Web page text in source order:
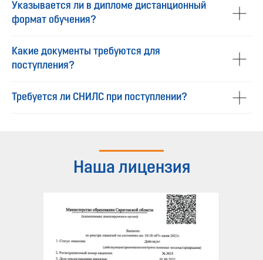
Указывается ли в дипломе дистанционный
формат обучения?
Какие документы требуются для
поступления?
Требуется ли СНИЛС при поступлении?
Наша лицензия